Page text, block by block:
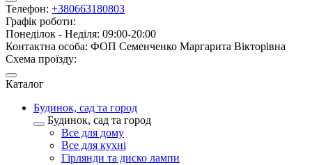
Телефон: +380663180803
Графік роботи:
Понеділок - Неділя: 09:00-20:00
Контактна особа: ФОП Семенченко Маргарита Вікторівна
Схема проїзду:
Каталог
Будинок, сад та город
Будинок, сад та город
Все для дому
Все для кухні
Гірлянди та диско лампи